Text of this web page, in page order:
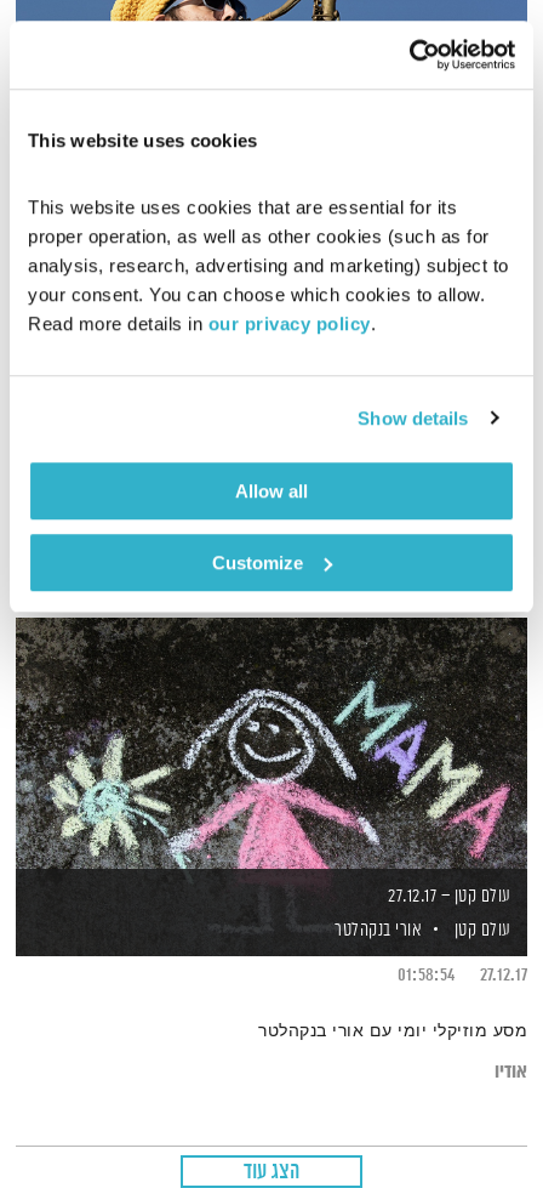
This website uses cookies
This website uses cookies that are essential for its
proper operation, as well as other cookies (such as for
analysis, research, advertising and marketing) subject to
your consent. You can choose which cookies to allow.
Read more details in our privacy policy.
Show details
Allow all
Customize
התרוממות עם אייל תלמודי
התרוממות
גליה גלעדי
שעתיים בשידור חי שפותחות את סוף השבוע באנרגיות טובות
ושיחה אינטימית
אודיו
עולם קטן – 27.12.17
עולם קטן
אורי בנקהלטר
27.12.17
01:58:54
מסע מוזיקלי יומי עם אורי בנקהלטר
אודיו
הצג עוד